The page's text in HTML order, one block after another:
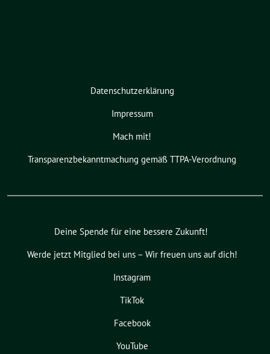
Datenschutzerklärung
Impressum
Mach mit!
Transparenzbekanntmachung gemäß TTPA-Verordnung
Deine Spende für eine bessere Zukunft!
Werde jetzt Mitglied bei uns – Wir freuen uns auf dich!
Instagram
TikTok
Facebook
YouTube